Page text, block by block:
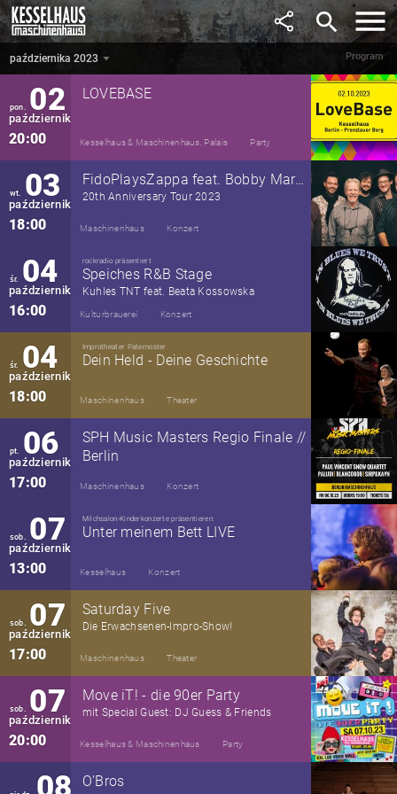
search
Program
18:00 Kesselhaus & Maschinenhaus Party
października 2023
pon. 02
październik
20:00
LOVEBASE
Kesselhaus & Maschinenhaus, Palais Party
wt. 03
październik
18:00
FidoPlaysZappa feat. Bobby Martin
20th Anniversary Tour 2023
Maschinenhaus Konzert
śr. 04
październik
16:00
rockradio präsentiert
Speiches R&B Stage
Kuhles TNT feat. Beata Kossowska
Kulturbrauerei Konzert
śr. 04
październik
18:00
Improtheater Paternoster
Dein Held - Deine Geschichte
Maschinenhaus Theater
pt. 06
październik
17:00
SPH Music Masters Regio Finale //
Berlin
Maschinenhaus Konzert
sob. 07
październik
13:00
Milchsalon-Kinderkonzerte präsentieren:
Unter meinem Bett LIVE
Kesselhaus Konzert
sob. 07
październik
17:00
Saturday Five
Die Erwachsenen-Impro-Show!
Maschinenhaus Theater
sob. 07
październik
20:00
Move iT! - die 90er Party
mit Special Guest: DJ Guess & Friends
Kesselhaus & Maschinenhaus Party
O'Bros
października 2023 ▼